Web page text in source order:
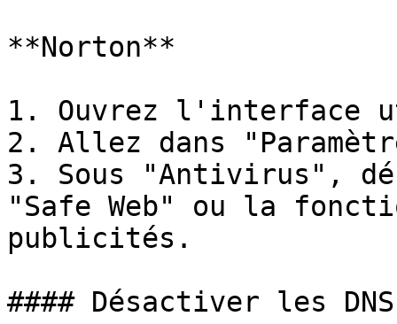
**Norton**
1. Ouvrez l'interface
2. Allez dans
3. Sous "Antivirus",
"Safe Web" ou la
publicités.
#### Désactiver les